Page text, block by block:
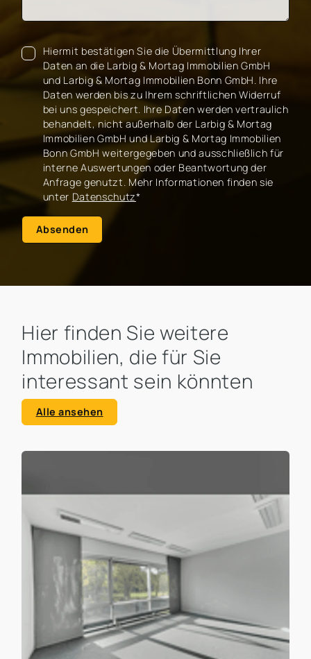
Hiermit bestätigen Sie die Übermittlung Ihrer
Daten an die Larbig & Mortag Immobilien GmbH
und Larbig & Mortag Immobilien Bonn GmbH. Ihre
Daten werden bis zu Ihrem schriftlichen Widerruf
bei uns gespeichert. Ihre Daten werden vertraulich
behandelt, nicht außerhalb der Larbig & Mortag
Immobilien GmbH und Larbig & Mortag Immobilien
Bonn GmbH weitergegeben und ausschließlich für
interne Auswertungen oder Beantwortung der
Anfrage genutzt. Mehr Informationen finden sie
unter Datenschutz*
Absenden
Hier finden Sie weitere
Immobilien, die für Sie
interessant sein könnten
Alle ansehen